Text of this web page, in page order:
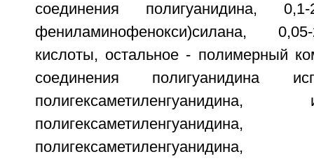
соединения полигуанидина,
фениламинофенокси)силана,
кислоты, остальное - полимерный
соединения полигуанидина